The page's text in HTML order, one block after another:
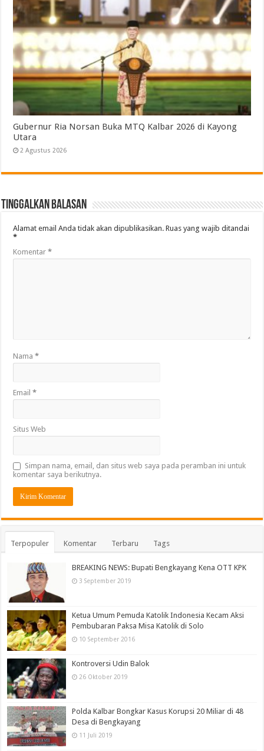
Gubernur Ria Norsan Buka MTQ Kalbar 2026 di Kayong
Utara
2 Agustus 2026
Tinggalkan Balasan
Alamat email Anda tidak akan dipublikasikan. Ruas yang wajib ditandai
*
Komentar*
Nama*
Email*
Situs Web
Simpan nama, email, dan situs web saya pada peramban ini untuk
komentar saya berikutnya.
Terpopuler Komentar Terbaru Tags
BREAKING NEWS: Bupati Bengkayang Kena OTT KPK
3 September 2019
Ketua Umum Pemuda Katolik Indonesia Kecam Aksi
Pembubaran Paksa Misa Katolik di Solo
10 September 2016
Kontroversi Udin Balok
26 Oktober 2019
Polda Kalbar Bongkar Kasus Korupsi 20 Miliar di 48
Desa di Bengkayang
11 Juli 2019